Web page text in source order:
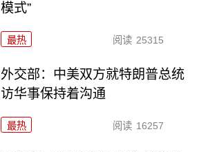
模式”
最热 阅读 25315
外交部：中美双方就特朗普总统
访华事保持着沟通
最热 阅读 16257